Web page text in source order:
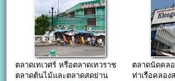
ตลาดเทเวศร์ หรือตลาดเทวราช
ตลาดต้นไม้และตลาดสดย่าน
ตลาดนัดคล
ท่าเรือคลอง